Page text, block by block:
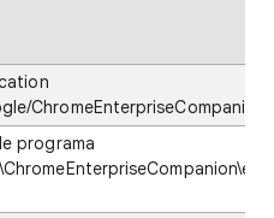
programa